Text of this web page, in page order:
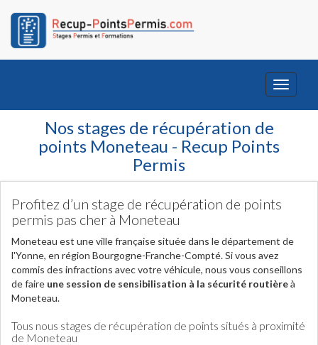
Toggle
Nos stages de récupération de
points Moneteau - Recup Points
Permis
Profitez d’un stage de récupération de points
permis pas cher à Moneteau
Moneteau est une ville française située dans le département de
l'Yonne, en région Bourgogne-Franche-Compté. Si vous avez
commis des infractions avec votre véhicule, nous vous conseillons
de faire une session de sensibilisation à la sécurité routièreà
Moneteau.
Tous nous stages de récupération de points situés à proximité
de Moneteau